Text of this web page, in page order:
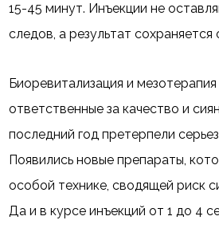
15-45 минут. Инъекции не
следов, а результат
Биоревитализация и
ответственные за качество и
последний год претерпели
Появились новые препараты,
особой технике, сводящей риск
Да и в курсе инъекций от 1 до 4